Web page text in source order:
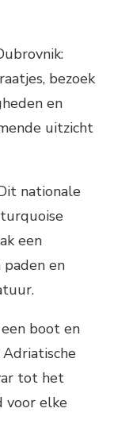
bezoek
en
uitzicht
nationale
een
en
boot en
tot het
voor elke